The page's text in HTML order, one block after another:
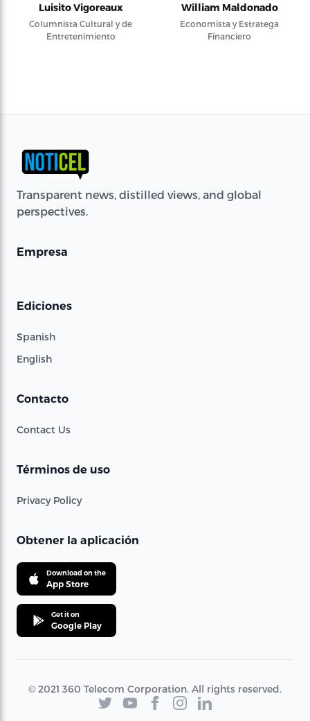
Luisito Vigoreaux
Columnista Cultural y de
Entretenimiento
William Maldonado
Economista y Estratega
Financiero
Transparent news, distilled views, and global
perspectives.
Empresa
Ediciones
Spanish
English
Contacto
Contact Us
Términos de uso
Privacy Policy
Obtener la aplicación
Download on the
App Store
Get it on
Google Play
© 2021 360 Telecom Corporation. All rights reserved.